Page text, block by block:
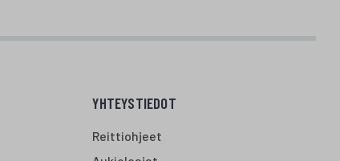
YHTEYSTIEDOT
Reittiohjeet